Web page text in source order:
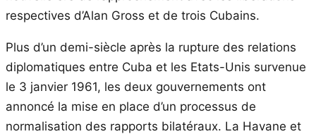
respectives d’Alan Gross et de trois Cubains.
Plus d’un demi-siècle après la rupture des relations
diplomatiques entre Cuba et les Etats-Unis survenue
le 3 janvier 1961, les deux gouvernements ont
annoncé la mise en place d’un processus de
normalisation des rapports bilatéraux. La Havane et